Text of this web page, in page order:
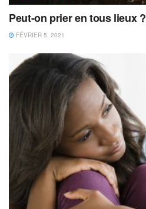
Peut-on prier en tous lieux ?
FÉVRIER 5, 2021